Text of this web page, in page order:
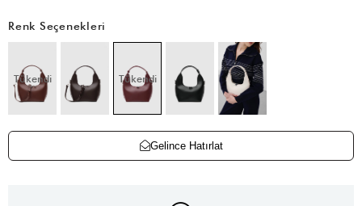
Renk Seçenekleri
Tükendi Tükendi
Gelince Hatırlat